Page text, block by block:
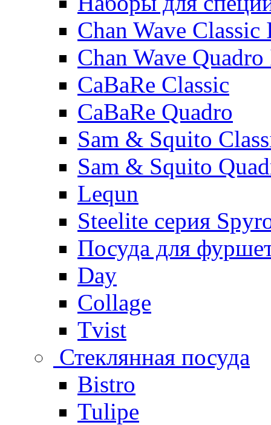
Chan Wave
Chan Wave
CaBaRe Classic
CaBaRe Quadro
Sam & Squito
Sam & Squito
Lequn
Steelite серия
Посуда для
Day
Collage
Tvist
Стеклянная посуда
Bistro
Tulipe